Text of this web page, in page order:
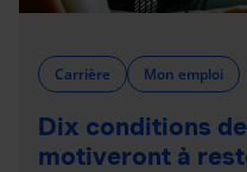
Carrière Mon emploi
Dix conditions
motiveront à